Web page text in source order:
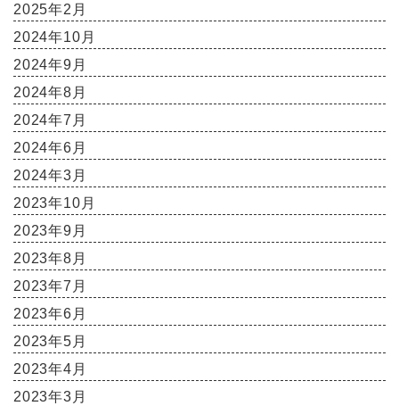
2025年2月
2024年10月
2024年9月
2024年8月
2024年7月
2024年6月
2024年3月
2023年10月
2023年9月
2023年8月
2023年7月
2023年6月
2023年5月
2023年4月
2023年3月